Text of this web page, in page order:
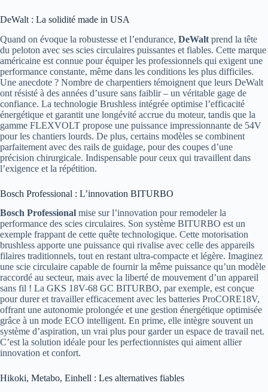
DeWalt : La solidité made in USA
Quand on évoque la robustesse et l’endurance, DeWalt prend la tête
du peloton avec ses scies circulaires puissantes et fiables. Cette marque
américaine est connue pour équiper les professionnels qui exigent une
performance constante, même dans les conditions les plus difficiles.
Une anecdote ? Nombre de charpentiers témoignent que leurs DeWalt
ont résisté à des années d’usure sans faiblir – un véritable gage de
confiance. La technologie Brushless intégrée optimise l’efficacité
énergétique et garantit une longévité accrue du moteur, tandis que la
gamme FLEXVOLT propose une puissance impressionnante de 54V
pour les chantiers lourds. De plus, certains modèles se combinent
parfaitement avec des rails de guidage, pour des coupes d’une
précision chirurgicale. Indispensable pour ceux qui travaillent dans
l’exigence et la répétition.
Bosch Professional : L’innovation BITURBO
Bosch Professional mise sur l’innovation pour remodeler la
performance des scies circulaires. Son système BITURBO est un
exemple frappant de cette quête technologique. Cette motorisation
brushless apporte une puissance qui rivalise avec celle des appareils
filaires traditionnels, tout en restant ultra-compacte et légère. Imaginez
une scie circulaire capable de fournir la même puissance qu’un modèle
raccordé au secteur, mais avec la liberté de mouvement d’un appareil
sans fil ! La GKS 18V-68 GC BITURBO, par exemple, est conçue
pour durer et travailler efficacement avec les batteries ProCORE18V,
offrant une autonomie prolongée et une gestion énergétique optimisée
grâce à un mode ECO intelligent. En prime, elle intègre souvent un
système d’aspiration, un vrai plus pour garder un espace de travail net.
C’est la solution idéale pour les perfectionnistes qui aiment allier
innovation et confort.
Hikoki, Metabo, Einhell : Les alternatives fiables